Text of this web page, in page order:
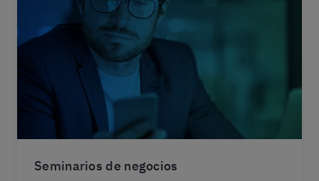
Seminarios de negocios